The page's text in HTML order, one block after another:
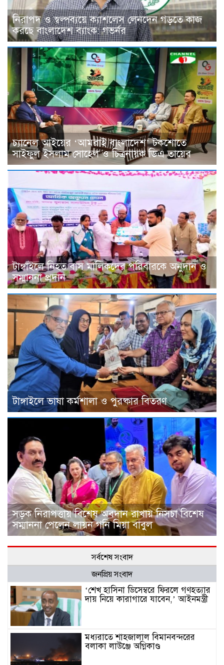
নিরাপদ ও স্বল্পব্যয়ে ক্যাশলেস লেনদেন গড়তে কাজ
করছে বাংলাদেশ ব্যাংক: গভর্নর
চ্যানেল আইয়ের ‘আমরাই বাংলাদেশ’ টকশোতে
সাইফুল ইসলাম সোহেল ও চিত্রনায়ক ডিএ তায়েব
টাঙ্গাইলে নিহত বাস মালিকদের পরিবারকে অনুদান ও
সম্মাননা প্রদান
টাঙ্গাইলে ভাষা কর্মশালা ও পুরষ্কার বিতরণ
সড়ক নিরাপত্তায় বিশেষ অবদান রাখায় নিসচা বিশেষ
সম্মাননা পেলেন লায়ন গনি মিয়া বাবুল
সর্বশেষ সংবাদ
জনপ্রিয় সংবাদ
‘শেখ হাসিনা ডিসেম্বরে ফিরলে গণহত্যার
দায় নিয়ে কারাগারে যাবেন,’ আইনমন্ত্রী
মধ্যরাতে শাহজালাল বিমানবন্দরের
বলাকা লাউঞ্জে অগ্নিকাণ্ড